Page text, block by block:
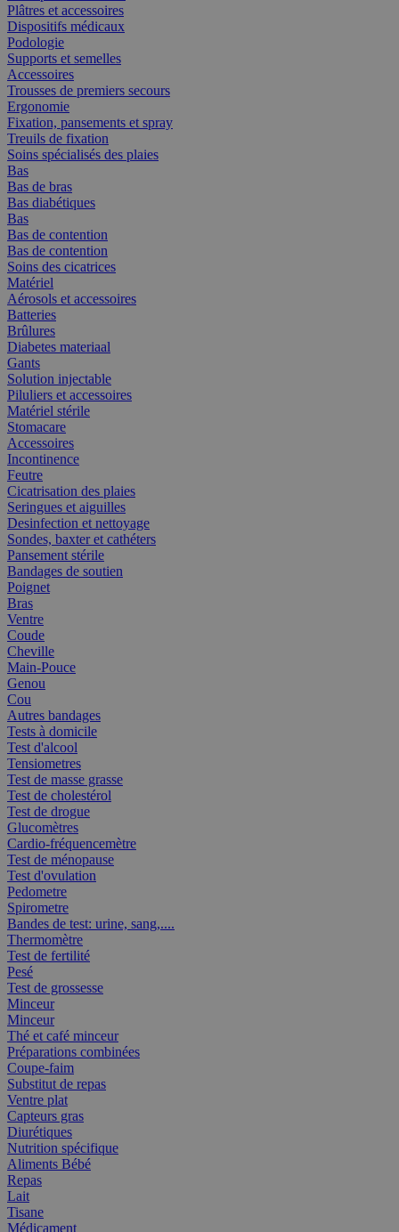
Plâtres et accessoires
Dispositifs médicaux
Podologie
Supports et semelles
Accessoires
Trousses de premiers secours
Ergonomie
Fixation, pansements et spray
Treuils de fixation
Soins spécialisés des plaies
Bas
Bas de bras
Bas diabétiques
Bas
Bas de contention
Bas de contention
Soins des cicatrices
Matériel
Aérosols et accessoires
Batteries
Brûlures
Diabetes materiaal
Gants
Solution injectable
Piluliers et accessoires
Matériel stérile
Stomacare
Accessoires
Incontinence
Feutre
Cicatrisation des plaies
Seringues et aiguilles
Desinfection et nettoyage
Sondes, baxter et cathéters
Pansement stérile
Bandages de soutien
Poignet
Bras
Ventre
Coude
Cheville
Main-Pouce
Genou
Cou
Autres bandages
Tests à domicile
Test d'alcool
Tensiometres
Test de masse grasse
Test de cholestérol
Test de drogue
Glucomètres
Cardio-fréquencemètre
Test de ménopause
Test d'ovulation
Pedometre
Spirometre
Bandes de test: urine, sang,....
Thermomètre
Test de fertilité
Pesé
Test de grossesse
Minceur
Minceur
Thé et café minceur
Préparations combinées
Coupe-faim
Substitut de repas
Ventre plat
Capteurs gras
Diurétiques
Nutrition spécifique
Aliments Bébé
Repas
Lait
Tisane
Médicament